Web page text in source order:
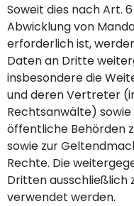
Soweit dies nach Art. 6
Abwicklung von
erforderlich ist,
Daten an Dritte
insbesondere die
und deren Vertreter
Rechtsanwälte)
öffentliche Behörden
sowie zur
Rechte. Die
Dritten ausschließlich
verwendet werden.